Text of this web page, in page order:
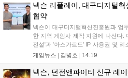
또한 '테르비스'는 일본 코미케에 출
합니다. 김태영 대표는 내년 신작 출
사업 일정을 추진하고 주주가치 제
다....
넥슨 리플레이, 대구디지털
협약
넥슨이 대구디지털혁신진흥원과 업
한 지역 게임사 제작 지원에 나선다.
전설'과 '아스가르드' IP 사용권 및
벌게임센터 제작지원 사업으로 추진
장을 위한 협력을 지속 확대해 나갈
게임뉴스 | 김병호 14:19
넥슨, 던전앤파이터 신규 레